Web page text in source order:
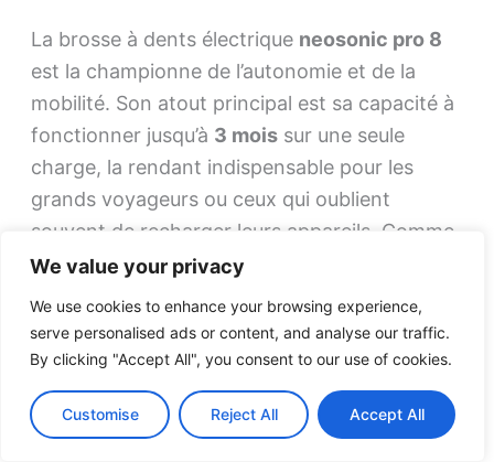
We value your privacy
We use cookies to enhance your browsing experience,
serve personalised ads or content, and analyse our traffic.
By clicking "Accept All", you consent to our use of cookies.
Customise Reject All Accept All
La brosse à dents électrique neosonic pro 8
est la championne de l’autonomie et de la
mobilité. Son atout principal est sa capacité à
fonctionner jusqu’à 3 moissur une seule
charge, la rendant indispensable pour les
grands voyageurs ou ceux qui oublient
souvent de recharger leurs appareils. Comme
my variations, elle se recharge facilement via
usb-c
et se passe de socle encombrant.
Ce modèle utilise la technologie sonique,
atteignant entre 30 000 et 50 000 vpm. Sa
grande force est la personnalisation : elle